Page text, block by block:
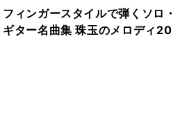
フィンガースタイルで弾くソロ・
ギター名曲集 珠玉のメロディ20